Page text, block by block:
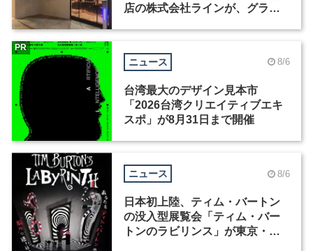
店の株式会社ラインが、グラフ
ニュース 8/6
台湾最大のデザイン見本市
「2026台湾クリエイティブエキ
スポ」が8月31日まで開催
PR
ニュース 8/6
日本初上陸、ティム・バートン
の没入型展覧会「ティム・バー
トンのラビリンス」が東京・豊